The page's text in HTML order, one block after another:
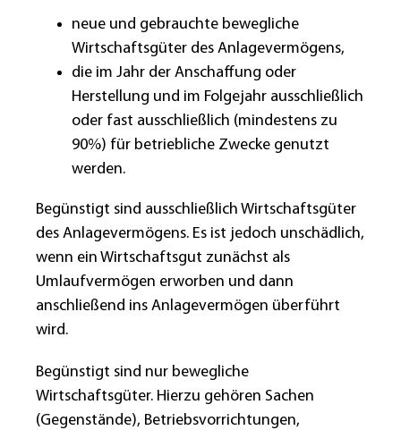
neue und gebrauchte bewegliche
Wirtschaftsgüter des Anlagevermögens,
die im Jahr der Anschaffung oder
Herstellung und im Folgejahr ausschließlich
oder fast ausschließlich (mindestens zu
90%) für betriebliche Zwecke genutzt
werden.
Begünstigt sind ausschließlich Wirtschaftsgüter
des Anlagevermögens. Es ist jedoch unschädlich,
wenn ein Wirtschaftsgut zunächst als
Umlaufvermögen erworben und dann
anschließend ins Anlagevermögen überführt
wird.
Begünstigt sind nur bewegliche
Wirtschaftsgüter. Hierzu gehören Sachen
(Gegenstände), Betriebsvorrichtungen,